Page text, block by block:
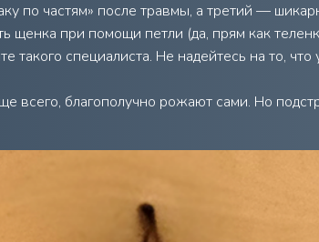
по частям» после травмы, а третий —
щенка при помощи петли (да, прям как
специалиста. Не надейтесь на то, что
всего, благополучно рожают сами. Но